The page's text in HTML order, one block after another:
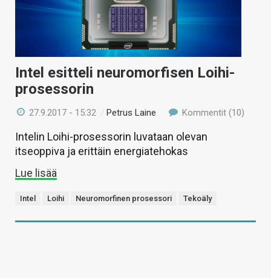
KAUPPA
HAKU
Intel esitteli neuromorfisen Loihi-
prosessorin
27.9.2017 - 15:32 /Petrus Laine Kommentit (10)
Intelin Loihi-prosessorin luvataan olevan
itseoppiva ja erittäin energiatehokas
Lue lisää
Intel Loihi Neuromorfinen prosessori Tekoäly